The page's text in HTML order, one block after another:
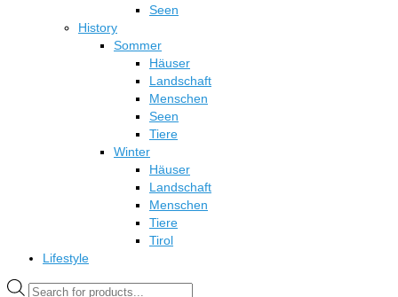
Seen
History
Sommer
Häuser
Landschaft
Menschen
Seen
Tiere
Winter
Häuser
Landschaft
Menschen
Tiere
Tirol
Lifestyle
Products